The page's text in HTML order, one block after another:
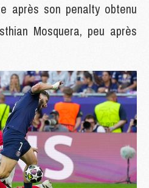
après son penalty obtenu
Mosquera, peu après